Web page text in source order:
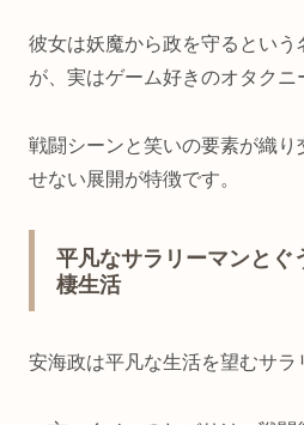
彼女は妖魔から政を守るとい
が、実はゲーム好きのオタクニ
戦闘シーンと笑いの要素が織り
せない展開が特徴です。
平凡なサラリーマンとぐ
棲生活
安海政は平凡な生活を望むサラ